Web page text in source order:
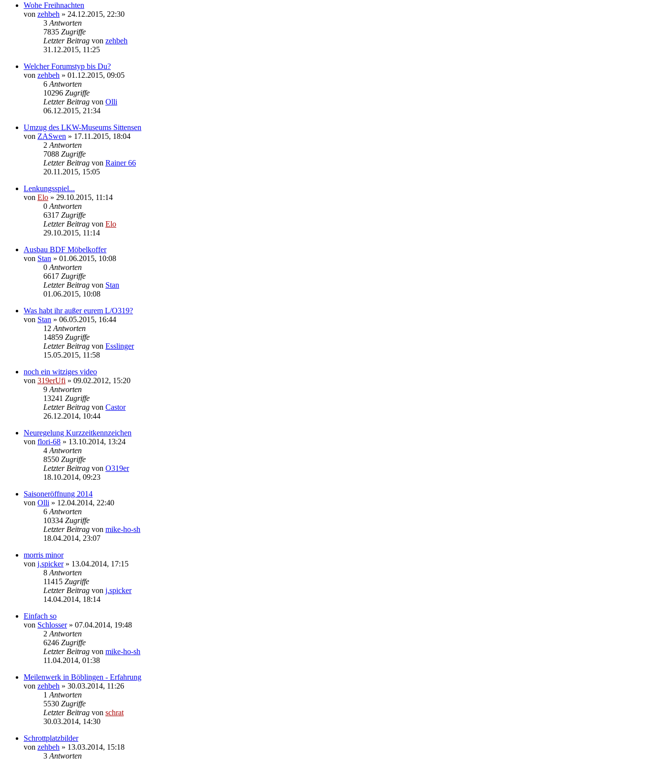
Wohe Freihnachten
von zehbeh » 24.12.2015, 22:30
3 Antworten
7835 Zugriffe
Letzter Beitrag von zehbeh
31.12.2015, 11:25
Welcher Forumstyp bis Du?
von zehbeh » 01.12.2015, 09:05
6 Antworten
10296 Zugriffe
Letzter Beitrag von Olli
06.12.2015, 21:34
Umzug des LKW-Museums Sittensen
von ZASwen » 17.11.2015, 18:04
2 Antworten
7088 Zugriffe
Letzter Beitrag von Rainer 66
20.11.2015, 15:05
Lenkungsspiel...
von Elo » 29.10.2015, 11:14
0 Antworten
6317 Zugriffe
Letzter Beitrag von Elo
29.10.2015, 11:14
Ausbau BDF Möbelkoffer
von Stan » 01.06.2015, 10:08
0 Antworten
6617 Zugriffe
Letzter Beitrag von Stan
01.06.2015, 10:08
Was habt ihr außer eurem L/O319?
von Stan » 06.05.2015, 16:44
12 Antworten
14859 Zugriffe
Letzter Beitrag von Esslinger
15.05.2015, 11:58
noch ein witziges video
von 319erUfi » 09.02.2012, 15:20
9 Antworten
13241 Zugriffe
Letzter Beitrag von Castor
26.12.2014, 10:44
Neuregelung Kurzzeitkennzeichen
von flori-68 » 13.10.2014, 13:24
4 Antworten
8550 Zugriffe
Letzter Beitrag von O319er
18.10.2014, 09:23
Saisoneröffnung 2014
von Olli » 12.04.2014, 22:40
6 Antworten
10334 Zugriffe
Letzter Beitrag von mike-ho-sh
18.04.2014, 23:07
morris minor
von j.spicker» 13.04.2014, 17:15
8 Antworten
11415 Zugriffe
Letzter Beitrag von j.spicker
14.04.2014, 18:14
Einfach so
von Schlosser» 07.04.2014, 19:48
2 Antworten
6246 Zugriffe
Letzter Beitrag von mike-ho-sh
11.04.2014, 01:38
Meilenwerk in Böblingen - Erfahrung
von zehbeh » 30.03.2014, 11:26
1 Antworten
5530 Zugriffe
Letzter Beitrag von schrat
30.03.2014, 14:30
Schrottplatzbilder
von zehbeh » 13.03.2014, 15:18
3 Antworten